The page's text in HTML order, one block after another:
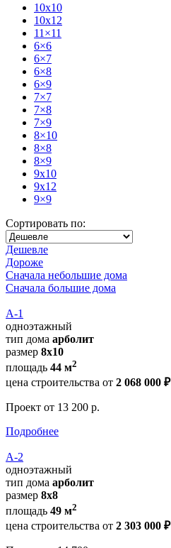
10x10
10x12
11×11
6×6
6×7
6×8
6×9
7×7
7×8
7×9
8×10
8×8
8×9
9x10
9x12
9×9
Сортировать по:
Дешевле
Дороже
Сначала небольшие дома
Сначала большие дома
А-1
одноэтажный
тип дома арболит
размер 8х10
площадь 44 м2
цена строительства от 2 068 000 ₽
Проект от 13 200 р.
Подробнее
А-2
одноэтажный
тип дома арболит
размер 8х8
площадь 49 м2
цена строительства от 2 303 000 ₽